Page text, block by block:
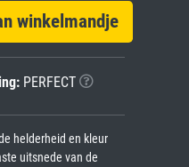
winkelmandje
PERFECT
helderheid en kleur
uitsnede van de